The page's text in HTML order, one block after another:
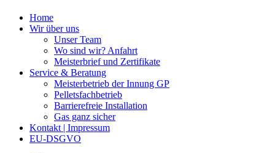
Home
Wir über uns
Unser Team
Wo sind wir? Anfahrt
Meisterbrief und Zertifikate
Service & Beratung
Meisterbetrieb der Innung GP
Pelletsfachbetrieb
Barrierefreie Installation
Gas ganz sicher
Kontakt | Impressum
EU-DSGVO